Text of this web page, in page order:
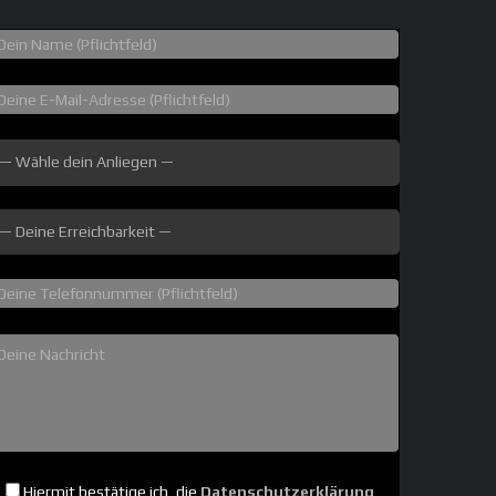
Hiermit bestätige ich, die Datenschutzerklärung